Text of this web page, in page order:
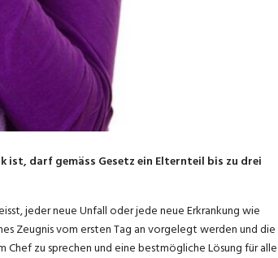
ist, darf gemäss Gesetz ein Elternteil bis zu drei
jeder neue Unfall oder jede neue Erkrankung wie
Zeugnis vom ersten Tag an vorgelegt werden und die
Chef zu sprechen und eine bestmögliche Lösung für alle